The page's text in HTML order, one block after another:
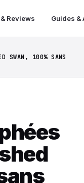
Reviews Guides &
SWAN, 100% SANS